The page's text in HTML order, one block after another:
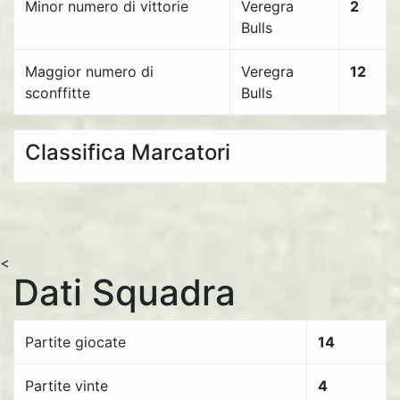
Minor numero di vittorie
Veregra
Bulls
2
Maggior numero di
sconffitte
Veregra
Bulls
12
Classifica Marcatori
<
Dati Squadra
Partite giocate 14
Partite vinte 4